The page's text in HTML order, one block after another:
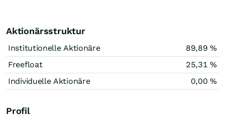
Aktionärsstruktur
Institutionelle Aktionäre
89,89 %
Freefloat
25,31 %
Individuelle Aktionäre
0,00 %
Profil